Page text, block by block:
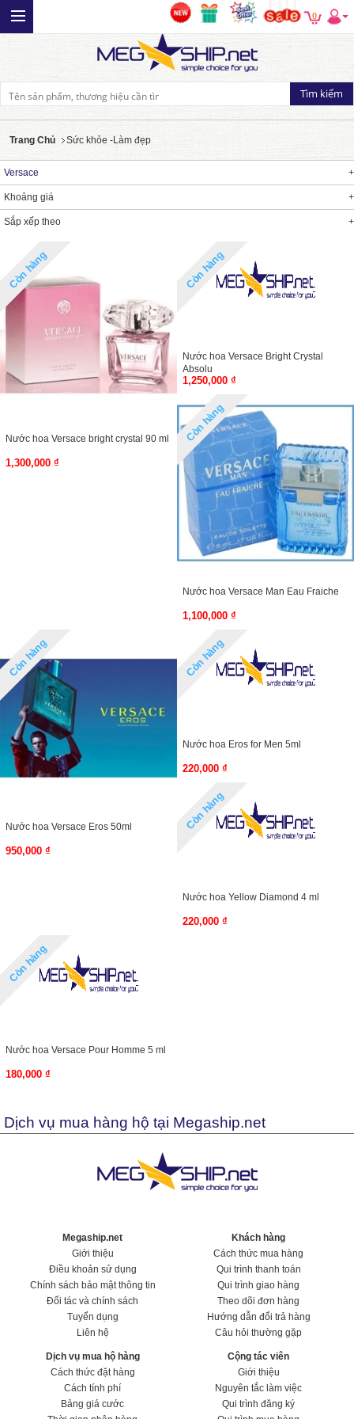
0
Trang Chủ Sức khỏe -Làm đẹp
Versace
Khoảng giá
Sắp xếp theo
Còn hàng
Nước hoa Versace bright crystal 90 ml
1,300,000 ₫
Còn hàng
Nước hoa Versace Bright Crystal
Absolu
1,250,000 ₫
Còn hàng
Nước hoa Versace Man Eau Fraiche
1,100,000 ₫
Còn hàng
Nước hoa Versace Eros 50ml
950,000 ₫
Còn hàng
Nước hoa Eros for Men 5ml
220,000 ₫
Còn hàng
Nước hoa Yellow Diamond 4 ml
220,000 ₫
Còn hàng
Nước hoa Versace Pour Homme 5 ml
180,000 ₫
Dịch vụ mua hàng hộ tại Megaship.net
Megaship.net
Giới thiệu
Điều khoản sử dụng
Chính sách bảo mật thông tin
Đối tác và chính sách
Tuyển dụng
Liên hệ
Khách hàng
Cách thức mua hàng
Qui trình thanh toán
Qui trình giao hàng
Theo dõi đơn hàng
Hướng dẫn đổi trả hàng
Câu hỏi thường gặp
Dịch vụ mua hộ hàng
Cách thức đặt hàng
Cách tính phí
Bảng giá cước
Cộng tác viên
Giới thiệu
Nguyên tắc làm việc
Qui trình đăng ký